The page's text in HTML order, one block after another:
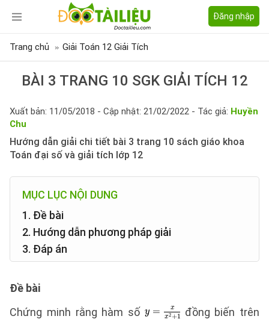
Đăng nhập
Trang chủ Giải Toán 12 Giải Tích
BÀI 3 TRANG 10 SGK GIẢI TÍCH 12
Xuất bản: 11/05/2018 - Cập nhật: 21/02/2022 - Tác giả: Huyền
Chu
Hướng dẫn giải chi tiết bài 3 trang 10 sách giáo khoa
Toán đại số và giải tích lớp 12
MỤC LỤC NỘI DUNG
1. Đề bài
2. Hướng dẫn phương pháp giải
3. Đáp án
Đề bài
Chứng minh rằng hàm số
đồng biến trên